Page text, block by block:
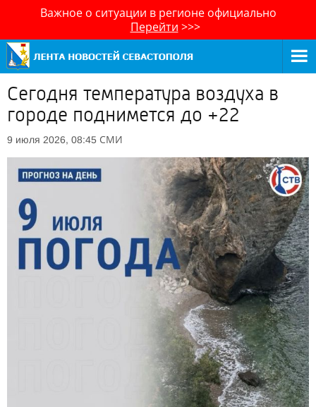
Важное о ситуации в регионе официально
Перейти >>>
Сегодня температура воздуха в
городе поднимется до +22
9 июля 2026, 08:45 СМИ